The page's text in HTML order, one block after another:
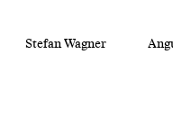
Stefan Wagner